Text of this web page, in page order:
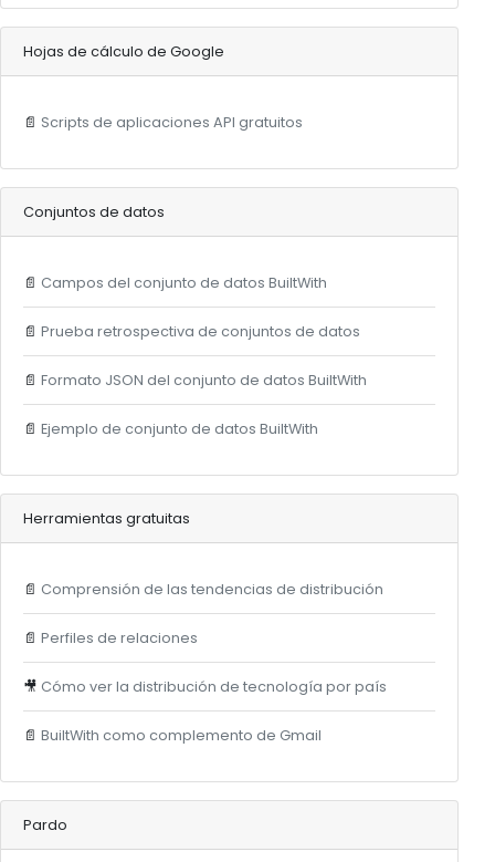
Hojas de cálculo de Google
📄 Scripts de aplicaciones API gratuitos
Conjuntos de datos
📄 Campos del conjunto de datos BuiltWith
📄 Prueba retrospectiva de conjuntos de datos
📄 Formato JSON del conjunto de datos BuiltWith
📄 Ejemplo de conjunto de datos BuiltWith
Herramientas gratuitas
📄 Comprensión de las tendencias de distribución
📄 Perfiles de relaciones
🎥 Cómo ver la distribución de tecnología por país
📄 BuiltWith como complemento de Gmail
Pardo